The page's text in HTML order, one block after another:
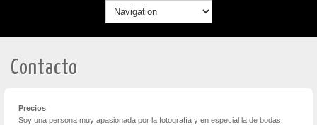
Contacto
Precios
Soy una persona muy apasionada por la fotografía y en especial la de bodas,